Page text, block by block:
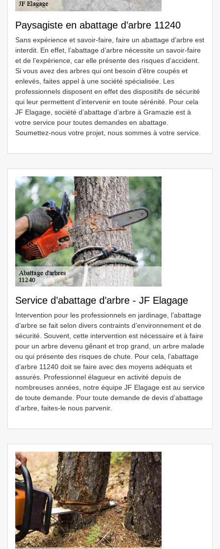
Paysagiste en abattage d’arbre 11240
Sans expérience et savoir-faire, faire un abattage d’arbre est
interdit. En effet, l’abattage d’arbre nécessite un savoir-faire
et de l’expérience, car elle présente des risques d’accident.
Si vous avez des arbres qui ont besoin d’être coupés et
enlevés, faites appel à une société spécialisée. Les
professionnels disposent en effet des dispositifs de sécurité
qui leur permettent d’intervenir en toute sérénité. Pour cela
JF Elagage, société d’abattage d’arbre à Gramazie est à
votre service pour toutes demandes en abattage.
Soumettez-nous votre projet, nous sommes à votre service.
Service d’abattage d’arbre - JF Elagage
Intervention pour les professionnels en jardinage, l’abattage
d’arbre se fait selon divers contraints d’environnement et de
sécurité. Souvent, cette intervention est nécessaire et à faire
pour un arbre devenu gênant et trop grand, un arbre malade
ou qui présente des risques de chute. Pour cela, l’abattage
d’arbre 11240 doit se faire avec des moyens adéquats et
assurés. Professionnel élagueur en activité depuis de
nombreuses années, notre équipe JF Elagage est au service
de toute demande. Pour toute demande de devis d’abattage
d’arbre, faites-le nous parvenir.